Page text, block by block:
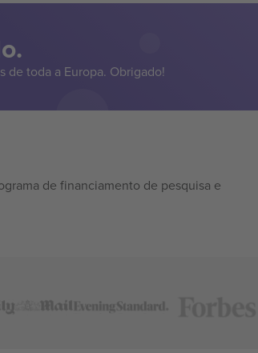
de toda a Europa. Obrigado!
de financiamento de pesquisa e